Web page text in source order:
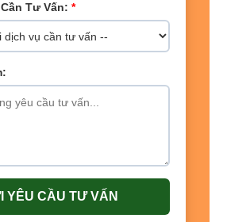
Tư Vấn: *
YÊU CẦU TƯ VẤN